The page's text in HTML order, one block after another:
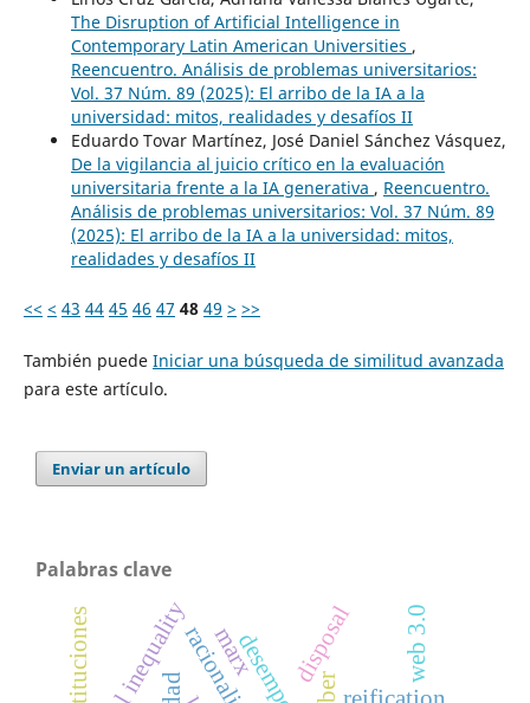
The Disruption of Artificial Intelligence in
Contemporary Latin American Universities ,
Reencuentro. Análisis de problemas universitarios:
Vol. 37 Núm. 89 (2025): El arribo de la IA a la
universidad: mitos, realidades y desafíos II
Eduardo Tovar Martínez, José Daniel Sánchez Vásquez,
De la vigilancia al juicio crítico en la evaluación
universitaria frente a la IA generativa , Reencuentro.
Análisis de problemas universitarios: Vol. 37 Núm. 89
(2025): El arribo de la IA a la universidad: mitos,
realidades y desafíos II
<< < 43 44 45 46 47 48 49 > >>
También puede Iniciar una búsqueda de similitud avanzada
para este artículo.
Enviar un artículo
Palabras clave
racionality
instituciones disposal
marx web 3.0